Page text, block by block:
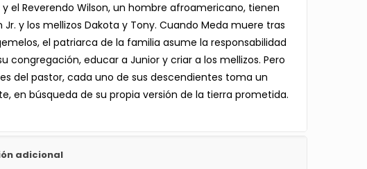
y el Reverendo Wilson, un hombre afroamericano, tienen
Jr. y los mellizos Dakota y Tony. Cuando Meda muere tras
el patriarca de la familia asume la responsabilidad
congregación, educar a Junior y criar a los mellizos. Pero
del pastor, cada uno de sus descendientes toma un
en búsqueda de su propia versión de la tierra prometida.
adicional